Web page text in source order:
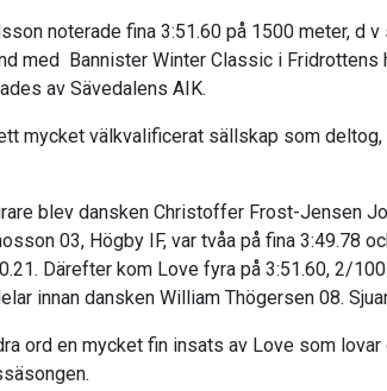
noterade fina 3:51.60 på 1500 meter, d
med Bannister Winter Classic i Fridrottens
av Sävedalens AIK.
mycket välkvalificerat sällskap som
blev dansken Christoffer Frost-Jensen
03, Högby IF, var tvåa på fina 3:49.78
Därefter kom Love fyra på 3:51.60, 2/
innan dansken William Thögersen 08.
ord en mycket fin insats av Love som